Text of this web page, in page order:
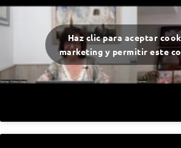
Haz clic para aceptar
marketing y permitir este